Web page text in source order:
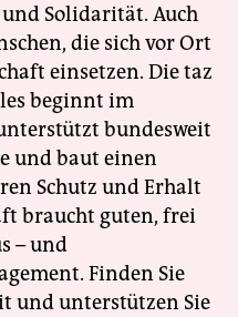
Solidarität. Auch
die sich vor Ort
einsetzen. Die taz
beginnt im
bundesweit
und baut einen
Schutz und Erhalt
braucht guten, frei
– und
Finden Sie
und unterstützen Sie